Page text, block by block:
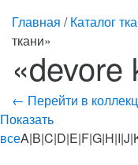
Главная /Каталог
ткани»
«devore
← Перейти в
Показать
все